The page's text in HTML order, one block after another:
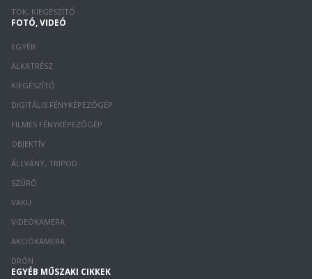
TOK, KIEGÉSZÍTŐ
FOTÓ, VIDEÓ
EGYÉB
ALKATRÉSZ
KIEGÉSZÍTŐ
DIGITÁLIS FÉNYKÉPEZŐGÉP
FILMES FÉNYKÉPEZŐGÉP
OBJEKTÍV
ÁLLVÁNY, TRIPOD
SZŰRŐ
VAKU
VIDEÓKAMERA
AKCIÓKAMERA
DRÓN
EGYÉB MŰSZAKI CIKKEK